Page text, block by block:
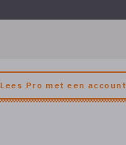
Lees Pro met een account